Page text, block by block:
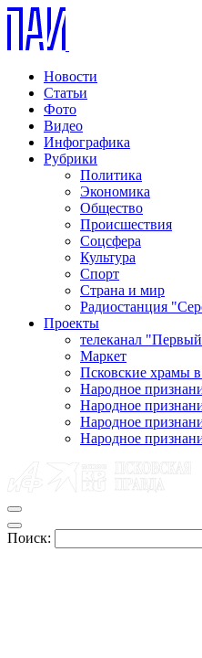
Новости
Статьи
Фото
Видео
Инфографика
Рубрики
Политика
Экономика
Общество
Происшествия
Соцсфера
Культура
Спорт
Страна и мир
Радиостанция
Проекты
телеканал
Маркет
Псковские
Народное
Народное
Народное
Народное
Поиск: